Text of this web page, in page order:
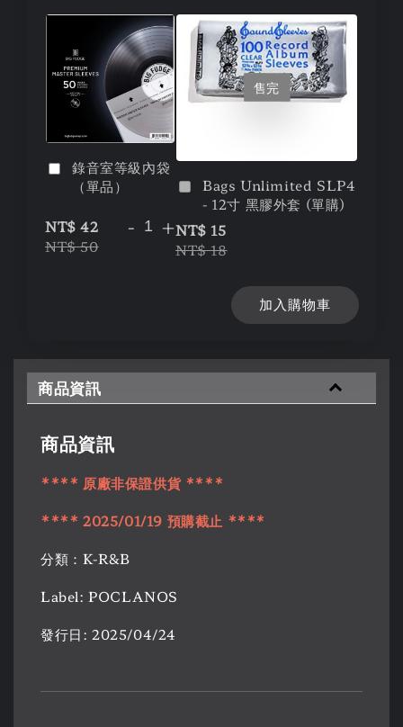
錄音室等級內袋
（單品）
NT$ 42
NT$ 50
- +
售完
Bags Unlimited SLP4
- 12寸 黑膠外套 (單購)
NT$ 15
NT$ 18
加入購物車
商品資訊
商品資訊
**** 原廠非保證供貨****
**** 2025/01/19 預購截止 ****
分類：K-R&B
Label: POCLANOS
發行日: 2025/04/24